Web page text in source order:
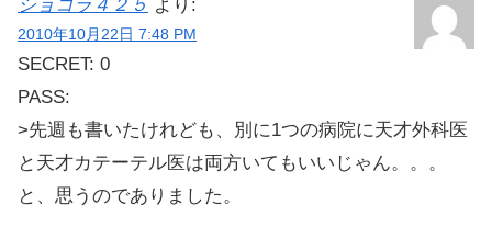
ショコラ４２５ より:
2010年10月22日 7:48 PM
SECRET: 0
PASS:
>先週も書いたけれども、別に1つの病院に天才外科医
と天才カテーテル医は両方いてもいいじゃん。。。
と、思うのでありました。